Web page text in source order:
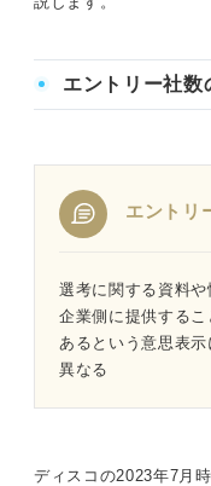
エントリー社数
エントリ
選考に関する資料
企業側に提供する
あるという意思表
異なる
ディスコの2023年7月